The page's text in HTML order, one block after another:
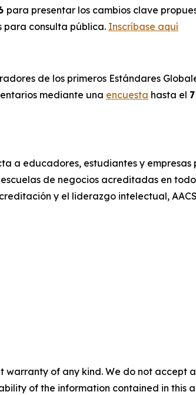
para presentar los cambios clave
para consulta pública. Inscríbase aquí
de los primeros Estándares
mediante una encuesta hasta el
a educadores, estudiantes y
de negocios acreditadas en
y el liderazgo intelectual,
warranty of any kind. We do not
of the information contained in this